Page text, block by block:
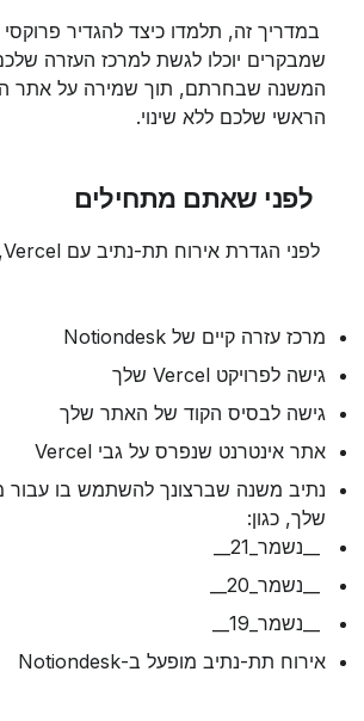
שמבקרים יוכלו לגשת למרכז העזרה
המשנה שבחרתם, תוך שמירה על אתר
הראשי שלכם ללא שינוי.
לפני שאתם מתחילים
מרכז עזרה קיים של Notiondesk
גישה לפרויקט Vercel שלך
גישה לבסיס הקוד של האתר שלך
אתר אינטרנט שנפרס על גבי Vercel
נתיב משנה שברצונך להשתמש בו עבור
שלך, כגון:
אירוח תת-נתיב מופעל ב-Notiondesk